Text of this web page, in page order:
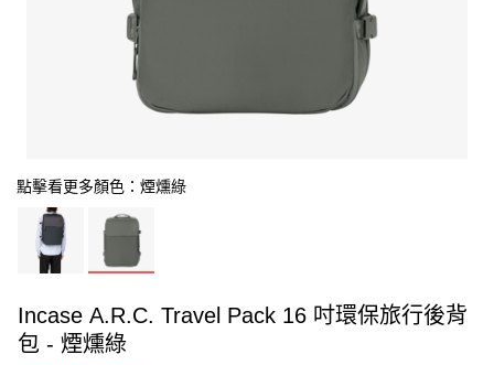
點擊看更多顏色：煙燻綠
Incase A.R.C. Travel Pack 16 吋環保旅行後背
包 - 煙燻綠